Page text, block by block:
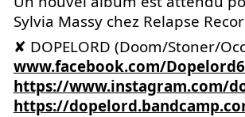
Sylvia Massy chez Relapse
✘ DOPELORD (Doom/Stoner/
www.facebook.com/
https://www.instagram.com/
https://